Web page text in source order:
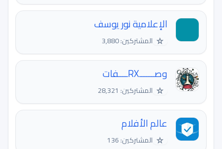
الإعلامية نور يوسف ️️
☆ المشتركين: 3,880
وصــــــRXــــفات
☆ المشتركين: 28,321
عالم الأفلام
☆ المشتركين: 136